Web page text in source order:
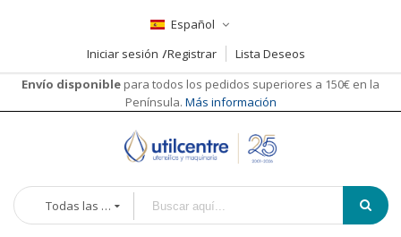
Español
Iniciar sesión
Registrar
Lista Deseos
Envío disponible para todos los pedidos superiores a 150€ en la
Península. Más información
Todas las categorías